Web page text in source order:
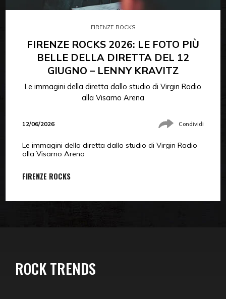
FIRENZE ROCKS
FIRENZE ROCKS 2026: LE FOTO PIÙ
BELLE DELLA DIRETTA DEL 12
GIUGNO – LENNY KRAVITZ
Le immagini della diretta dallo studio di Virgin Radio
alla Visarno Arena
12/06/2026 Condividi
Le immagini della diretta dallo studio di Virgin Radio
alla Visarno Arena
FIRENZE ROCKS
ROCK TRENDS